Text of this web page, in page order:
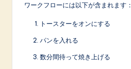
ワークフローには以下が含まれます：
トースターをオンにする
パンを入れる
数分間待って焼き上げる